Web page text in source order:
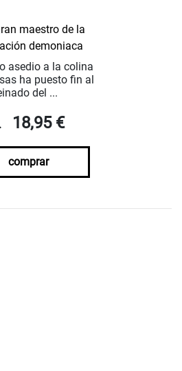
asedio a la colina
ha puesto fin al
del ...
18,95 €
comprar